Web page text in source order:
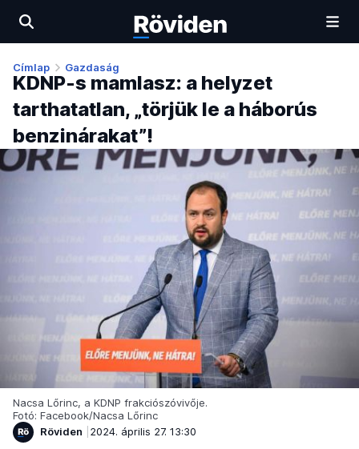
Címlap Gazdaság
KDNP-s mamlasz: a helyzet
tarthatatlan, „törjük le a háborús
benzinárakat”!
Nacsa Lőrinc, a KDNP frakciószóvivője.
Fotó: Facebook/Nacsa Lőrinc
Röviden
2024. április 27. 13:30